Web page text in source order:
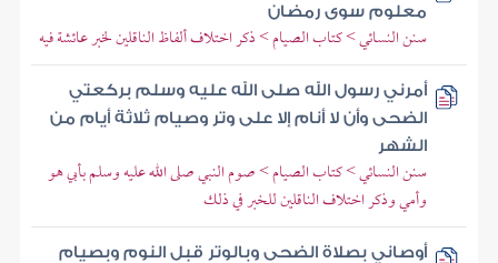
معلوم سوى رمضان
سنن النسائي > كتاب الصيام > ذكر اختلاف ألفاظ الناقلين لخبر عائشة فيه
أمرني رسول الله صلى الله عليه وسلم بركعتي
الضحى وأن لا أنام إلا على وتر وصيام ثلاثة أيام من
الشهر
سنن النسائي > كتاب الصيام > صوم النبي صلى الله عليه وسلم بأبي هو
وأمي وذكر اختلاف الناقلين للخبر في ذلك
أوصاني بصلاة الضحى وبالوتر قبل النوم وبصيام